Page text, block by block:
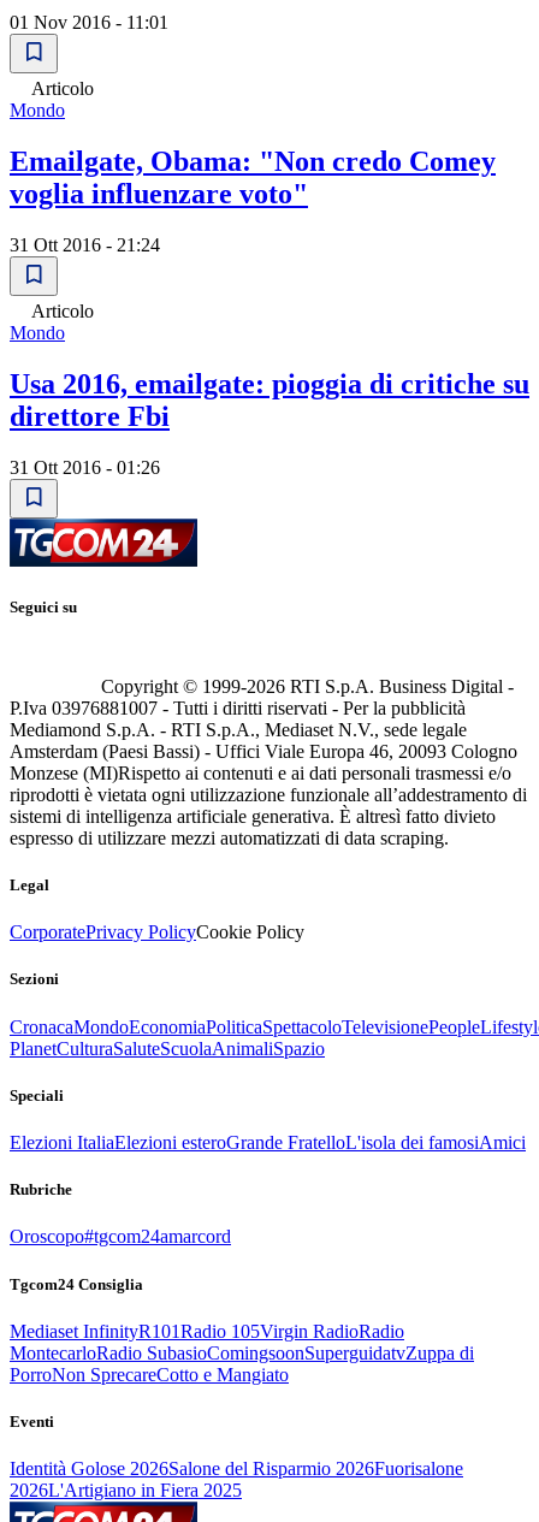
01 Nov 2016 - 11:01
Articolo
Mondo
Emailgate, Obama: "Non credo Comey
voglia influenzare voto"
31 Ott 2016 - 21:24
Articolo
Mondo
Usa 2016, emailgate: pioggia di critiche su
direttore Fbi
31 Ott 2016 - 01:26
Seguici su
Copyright © 1999-2026 RTI S.p.A. Business Digital -
P.Iva 03976881007 - Tutti i diritti riservati - Per la pubblicità
Mediamond S.p.A. - RTI S.p.A., Mediaset N.V., sede legale
Amsterdam (Paesi Bassi) - Uffici Viale Europa 46, 20093 Cologno
Monzese (MI)Rispetto ai contenuti e ai dati personali trasmessi e/o
riprodotti è vietata ogni utilizzazione funzionale all’addestramento di
sistemi di intelligenza artificiale generativa. È altresì fatto divieto
espresso di utilizzare mezzi automatizzati di data scraping.
Legal
CorporatePrivacy PolicyCookie Policy
Sezioni
CronacaMondoEconomiaPoliticaSpettacoloTelevisionePeople
PlanetCulturaSaluteScuolaAnimaliSpazio
Speciali
Elezioni ItaliaElezioni esteroGrande FratelloL'isola dei famosiAmici
Rubriche
Oroscopo#tgcom24amarcord
Tgcom24 Consiglia
Mediaset InfinityR101Radio 105Virgin RadioRadio
MontecarloRadio SubasioComingsoonSuperguidatvZuppa di
PorroNon SprecareCotto e Mangiato
Eventi
Identità Golose 2026Salone del Risparmio 2026Fuorisalone
2026L'Artigiano in Fiera 2025